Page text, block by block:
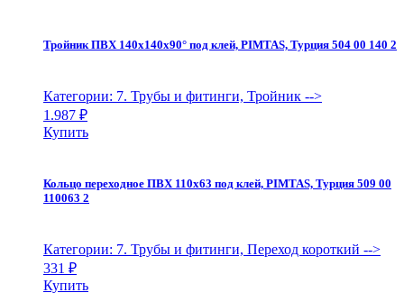
Тройник ПВХ 140х140х90° под клей, PIMTAS, Турция 504 00 140 2
Категории: 7. Трубы и фитинги, Тройник -->
1.987 ₽
Купить
Кольцо переходное ПВХ 110х63 под клей, PIMTAS, Турция 509 00
110063 2
Категории: 7. Трубы и фитинги, Переход короткий -->
331 ₽
Купить